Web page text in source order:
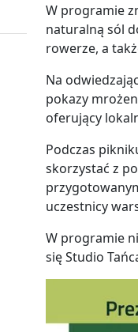
W programie
naturalną sól
rowerze, a
Na
pokazy
oferujący
Podczas
skorzystać z
uczestnicy
W programie
się Studio